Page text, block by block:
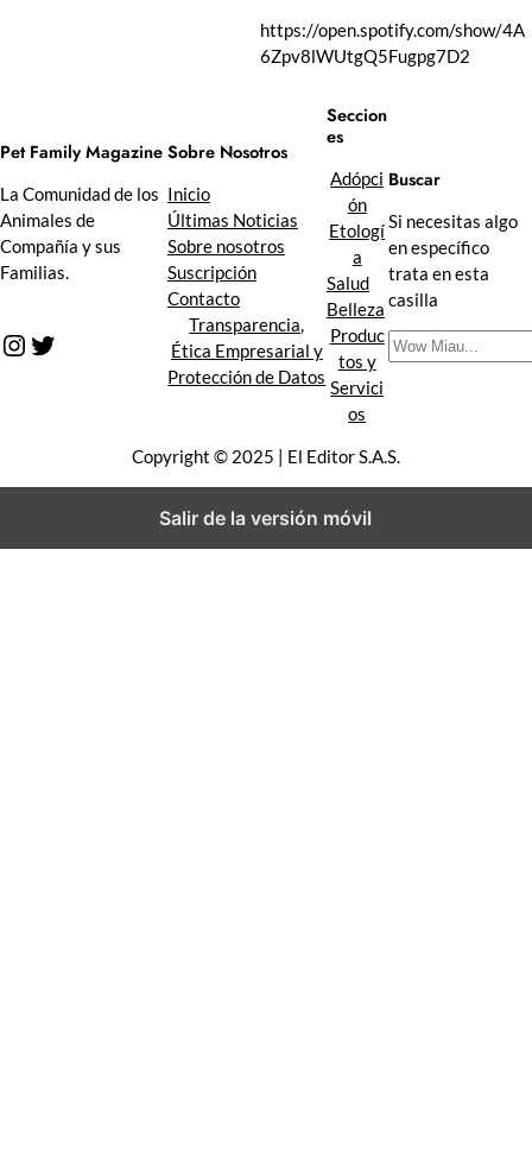
https://open.spotify.com/show/4A
6Zpv8lWUtgQ5Fugpg7D2
Pet Family Magazine
La Comunidad de los
Animales de
Compañía y sus
Familias.
Instagram Twitter
Sobre Nosotros
Inicio
Últimas Noticias
Sobre nosotros
Suscripción
Contacto
Transparencia,
Ética Empresarial y
Protección de Datos
Seccion
es
Adópci
ón
Etologí
a
Salud
Belleza
Produc
tos y
Servici
os
Buscar
Si necesitas algo
en específico
trata en esta
casilla
B
u
Copyright © 2025 | El Editor S.A.S.
Salir de la versión móvil